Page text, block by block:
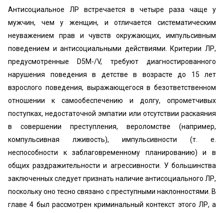
Антисоциальное ЛР встречается в четыре раза чаще у
мужчин, чем у женщин, и отличается систематическим
неуважением прав и чувств окружающих, импульсивным
поведением и антисоциальными действиями. Критерии ЛР,
предусмотренные D5M-/V, требуют диагностированного
нарушения поведения в детстве в возрасте до 15 лет
взрослого поведения, выражающегося в безответственном
отношении к самообеспечению и долгу, опрометчивых
поступках, недостаточной эмпатии или отсутствии раскаяния
в совершении преступления, вероломстве (например,
компульсивная лживость), импульсивности (т. е.
неспособности к заблаговременному планированию) и в
общих раздражительности и агрессивности. У большинства
заключенных следует признать наличие антисоциального ЛР,
поскольку оно тесно связано с преступными наклонностями. В
главе 4 был рассмотрен криминальный контекст этого ЛР, а